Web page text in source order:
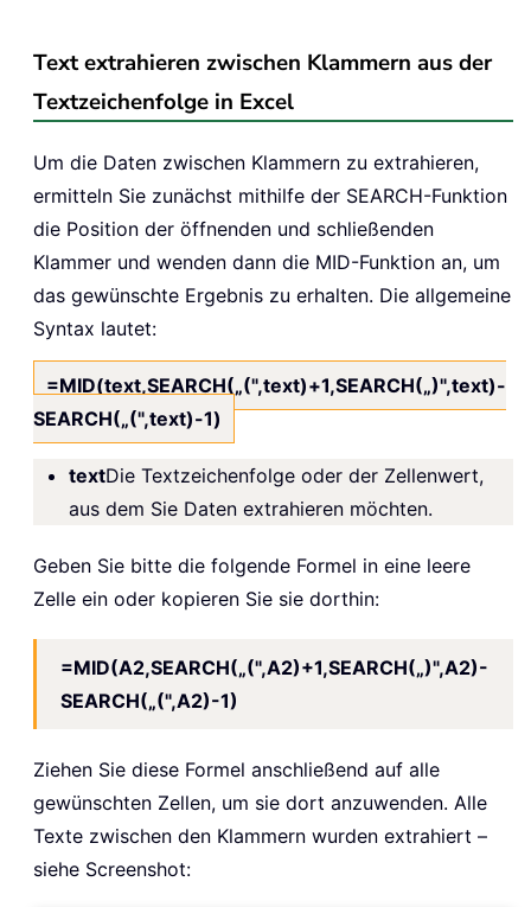
Text extrahieren zwischen Klammern aus der
Textzeichenfolge in Excel
Um die Daten zwischen Klammern zu extrahieren,
ermitteln Sie zunächst mithilfe der SEARCH-Funktion
die Position der öffnenden und schließenden
Klammer und wenden dann die MID-Funktion an, um
das gewünschte Ergebnis zu erhalten. Die allgemeine
Syntax lautet:
=MID(text,SEARCH(„(",text)+1,SEARCH(„)",text)-
SEARCH(„(",text)-1)
textDie Textzeichenfolge oder der Zellenwert,
aus dem Sie Daten extrahieren möchten.
Geben Sie bitte die folgende Formel in eine leere
Zelle ein oder kopieren Sie sie dorthin:
=MID(A2,SEARCH(„(",A2)+1,SEARCH(„)",A2)-
SEARCH(„(",A2)-1)
Ziehen Sie diese Formel anschließend auf alle
gewünschten Zellen, um sie dort anzuwenden. Alle
Texte zwischen den Klammern wurden extrahiert –
siehe Screenshot: